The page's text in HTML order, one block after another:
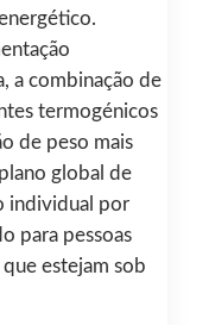
a combinação de
termogénicos
de peso mais
global de
individual por
para pessoas
estejam sob